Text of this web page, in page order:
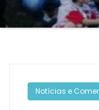
Notícias e